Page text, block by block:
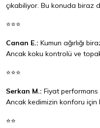
çıkabiliyor. Bu konuda biraz
⭐⭐⭐
Canan E.: Kumun ağırlığı
Ancak koku kontrolü ve
⭐⭐⭐
Serkan M.: Fiyat performans
Ancak kedimizin konforu
⭐⭐